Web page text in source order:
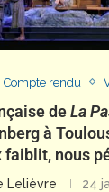
Compte rendu
deLa
à
faiblit, nous
Lelièvre 24